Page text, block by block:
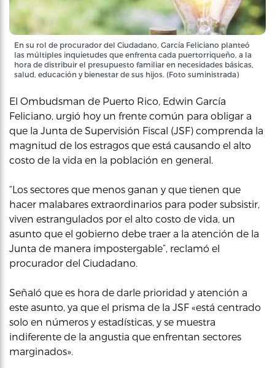
En su rol de procurador del Ciudadano, García Feliciano planteó
las múltiples inquietudes que enfrenta cada puertorriqueño, a la
hora de distribuir el presupuesto familiar en necesidades básicas,
salud, educación y bienestar de sus hijos. (Foto suministrada)
El Ombudsman de Puerto Rico, Edwin García
Feliciano, urgió hoy un frente común para obligar a
que la Junta de Supervisión Fiscal (JSF) comprenda la
magnitud de los estragos que está causando el alto
costo de la vida en la población en general.
“Los sectores que menos ganan y que tienen que
hacer malabares extraordinarios para poder subsistir,
viven estrangulados por el alto costo de vida, un
asunto que el gobierno debe traer a la atención de la
Junta de manera impostergable”, reclamó el
procurador del Ciudadano.
Señaló que es hora de darle prioridad y atención a
este asunto, ya que el prisma de la JSF «está centrado
solo en números y estadísticas, y se muestra
indiferente de la angustia que enfrentan sectores
marginados».